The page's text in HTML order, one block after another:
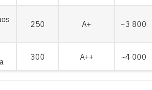
250 A+ ~3 800
300 A++ ~4 000